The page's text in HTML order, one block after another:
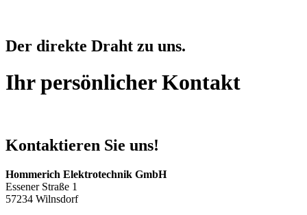
Der direkte Draht zu uns.
Ihr persönlicherKontakt
Kontaktieren Sie uns!
Hommerich Elektrotechnik GmbH
Essener Straße 1
57234 Wilnsdorf